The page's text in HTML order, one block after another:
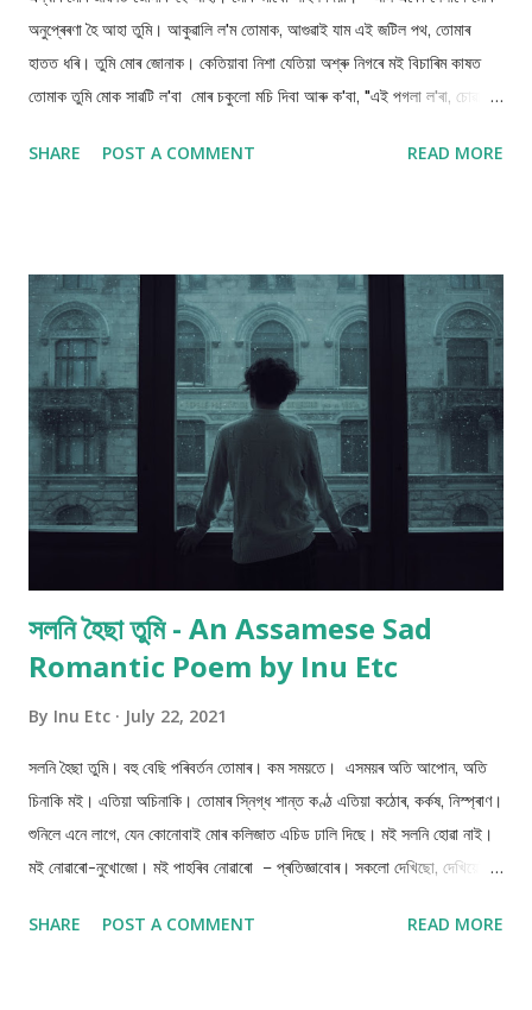
অনুপ্ৰেৰণা হৈ আহা তুমি। আকুৱালি ল'ম তোমাক, আগুৱাই যাম এই জটিল পথ, তোমাৰ
হাতত ধৰি। তুমি মোৰ জোনাক। কেতিয়াবা নিশা যেতিয়া অশ্ৰু নিগৰে মই বিচাৰিম কাষত
তোমাক তুমি মোক সাৱটি ল'বা মোৰ চকুলো মচি দিবা আৰু ক'বা, "এই পগলা ল'ৰা, চোৱা মই
SHARE POST A COMMENT READ MORE
সলনি হৈছা তুমি - An Assamese Sad
Romantic Poem by Inu Etc
By Inu Etc July 22, 2021
সলনি হৈছা তুমি। বহু বেছি পৰিবৰ্তন তোমাৰ। কম সময়তে। এসময়ৰ অতি আপোন, অতি
চিনাকি মই। এতিয়া অচিনাকি। তোমাৰ স্নিগ্ধ শান্ত কণ্ঠ এতিয়া কঠোৰ, কৰ্কষ‌, নিস্প্ৰাণ।
শুনিলে এনে লাগে, যেন কোনোবাই মোৰ কলিজাত এচিড ঢালি দিছে। মই সলনি হোৱা নাই।
মই নোৱাৰো-নুখোজো। মই পাহৰিব নোৱাৰো – প্ৰতিজ্ঞাবোৰ। সকলো দেখিছো, দেখিয়েই
সিদ্ধান্ত তোমাৰ মগজুৰে লোৱা। প্ৰতিদিন এটি হাঁহি বিৰিঙক তোমাৰ নিস্পাপ যেন লগা
SHARE POST A COMMENT READ MORE